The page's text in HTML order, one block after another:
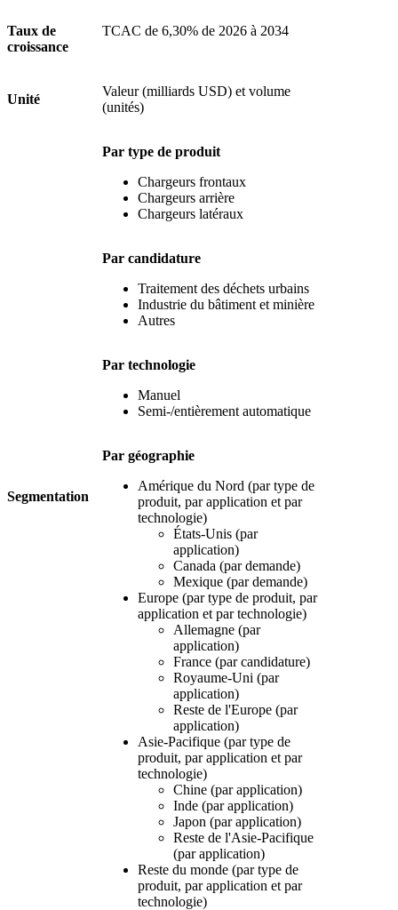
Taux de
croissance
TCAC de 6,30% de 2026 à 2034
Unité
Valeur (milliards USD) et volume
(unités)
Segmentation
Par type de produit
Chargeurs frontaux
Chargeurs arrière
Chargeurs latéraux
Par candidature
Traitement des déchets urbains
Industrie du bâtiment et minière
Autres
Par technologie
Manuel
Semi-/entièrement automatique
Par géographie
Amérique du Nord (par type de
produit, par application et par
technologie)
États-Unis (par
application)
Canada (par demande)
Mexique (par demande)
Europe (par type de produit, par
application et par technologie)
Allemagne (par
application)
France (par candidature)
Royaume-Uni (par
application)
Reste de l'Europe (par
application)
Asie-Pacifique (par type de
produit, par application et par
technologie)
Chine (par application)
Inde (par application)
Japon (par application)
Reste de l'Asie-Pacifique
(par application)
Reste du monde (par type de
produit, par application et par
technologie)